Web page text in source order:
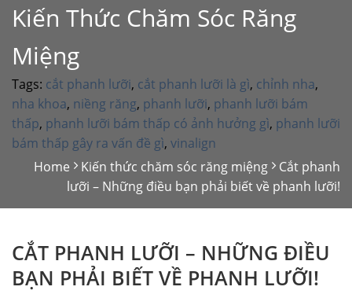
Kiến Thức Chăm Sóc Răng
Miệng
Tags: cắt phanh lưỡi, cắt phanh lưỡi là gì, chỉnh nha,
nha khoa, niềng răng, phanh lưỡi, phanh lưỡi bám
thấp, phanh lưỡi bám thấp có ảnh hưởng gì, phanh lưỡi
bám thấp gây ra vấn đề gì, vinalign
Home
Kiến thức chăm sóc răng miệng
Cắt phanh
lưỡi – Những điều bạn phải biết về phanh lưỡi!
CẮT PHANH LƯỠI – NHỮNG ĐIỀU
BẠN PHẢI BIẾT VỀ PHANH LƯỠI!